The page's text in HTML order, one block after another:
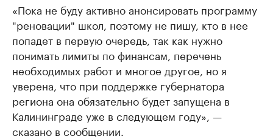
«Пока не буду активно анонсировать программу
"реновации" школ, поэтому не пишу, кто в нее
попадет в первую очередь, так как нужно
понимать лимиты по финансам, перечень
необходимых работ и многое другое, но я
уверена, что при поддержке губернатора
региона она обязательно будет запущена в
Калининграде уже в следующем году», —
сказано в сообщении.